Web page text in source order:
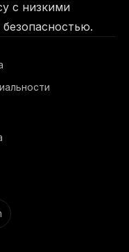
с низкими